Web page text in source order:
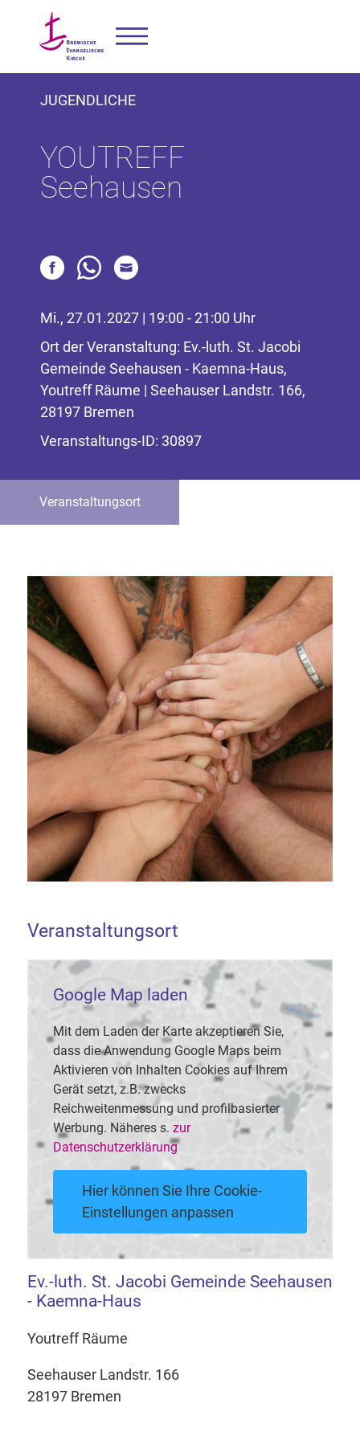
JUGENDLICHE
YOUTREFF
Seehausen
Mi., 27.01.2027 | 19:00 - 21:00 Uhr
Ort der Veranstaltung: Ev.-luth. St. Jacobi
Gemeinde Seehausen - Kaemna-Haus,
Youtreff Räume | Seehauser Landstr. 166,
28197 Bremen
Veranstaltungs-ID: 30897
Veranstaltungsort
Veranstaltungsort
Google Map laden
Mit dem Laden der Karte akzeptieren Sie,
dass die Anwendung Google Maps beim
Aktivieren von Inhalten Cookies auf Ihrem
Gerät setzt, z.B. zwecks
Reichweitenmessung und profilbasierter
Werbung. Näheres s. zur
Datenschutzerklärung
Hier können Sie Ihre Cookie-
Einstellungen anpassen
Ev.-luth. St. Jacobi Gemeinde Seehausen
- Kaemna-Haus
Youtreff Räume
Seehauser Landstr. 166
28197 Bremen